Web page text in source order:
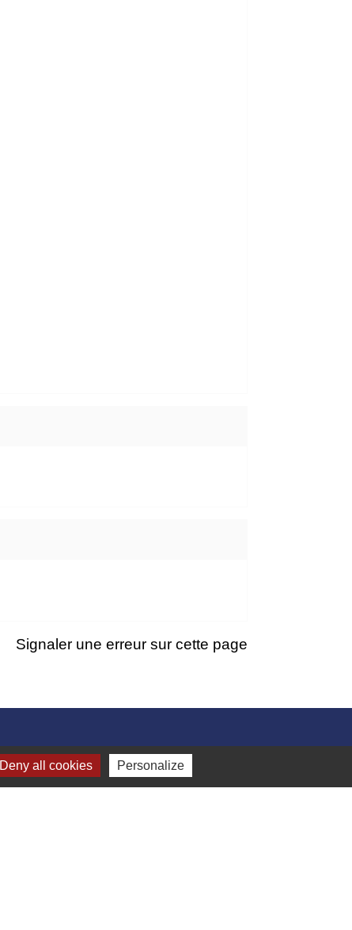
Signaler une erreur sur cette page
Deny all cookies Personalize